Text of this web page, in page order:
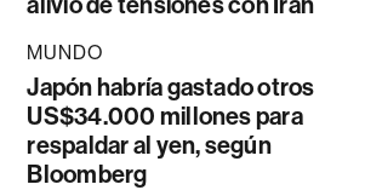
MUNDO
Japón habría gastado otros
US$34.000 millones para
respaldar al yen, según
Bloomberg